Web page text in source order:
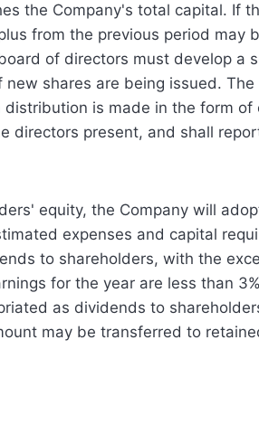
the Company's total capital. If
from the previous period may
of directors must develop a
shares are being issued.
is made in the form
present, and shall
equity, the Company will
expenses and capital
to shareholders, with the
for the year are less than
as dividends to
may be transferred to